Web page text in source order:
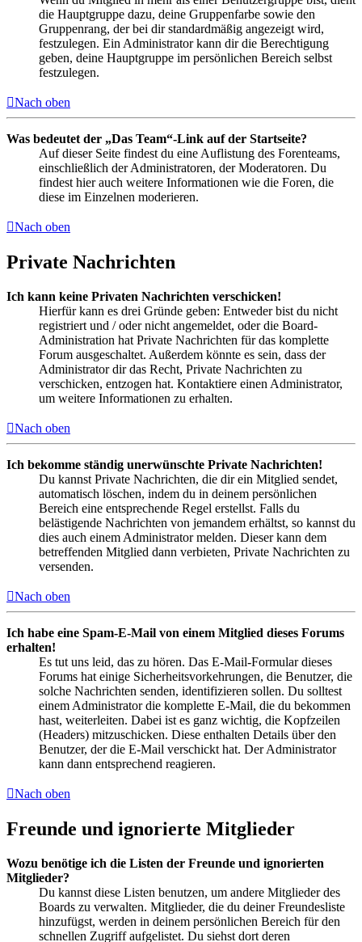
die Hauptgruppe dazu, deine Gruppenfarbe sowie den
Gruppenrang, der bei dir standardmäßig angezeigt wird,
festzulegen. Ein Administrator kann dir die Berechtigung
geben, deine Hauptgruppe im persönlichen Bereich selbst
festzulegen.
Nach oben
Was bedeutet der „Das Team“-Link auf der Startseite?
Auf dieser Seite findest du eine Auflistung des Forenteams,
einschließlich der Administratoren, der Moderatoren. Du
findest hier auch weitere Informationen wie die Foren, die
diese im Einzelnen moderieren.
Nach oben
Private Nachrichten
Ich kann keine Privaten Nachrichten verschicken!
Hierfür kann es drei Gründe geben: Entweder bist du nicht
registriert und / oder nicht angemeldet, oder die Board-
Administration hat Private Nachrichten für das komplette
Forum ausgeschaltet. Außerdem könnte es sein, dass der
Administrator dir das Recht, Private Nachrichten zu
verschicken, entzogen hat. Kontaktiere einen Administrator,
um weitere Informationen zu erhalten.
Nach oben
Ich bekomme ständig unerwünschte Private Nachrichten!
Du kannst Private Nachrichten, die dir ein Mitglied sendet,
automatisch löschen, indem du in deinem persönlichen
Bereich eine entsprechende Regel erstellst. Falls du
belästigende Nachrichten von jemandem erhältst, so kannst du
dies auch einem Administrator melden. Dieser kann dem
betreffenden Mitglied dann verbieten, Private Nachrichten zu
versenden.
Nach oben
Ich habe eine Spam-E-Mail von einem Mitglied dieses Forums
erhalten!
Es tut uns leid, das zu hören. Das E-Mail-Formular dieses
Forums hat einige Sicherheitsvorkehrungen, die Benutzer, die
solche Nachrichten senden, identifizieren sollen. Du solltest
einem Administrator die komplette E-Mail, die du bekommen
hast, weiterleiten. Dabei ist es ganz wichtig, die Kopfzeilen
(Headers) mitzuschicken. Diese enthalten Details über den
Benutzer, der die E-Mail verschickt hat. Der Administrator
kann dann entsprechend reagieren.
Nach oben
Freunde und ignorierte Mitglieder
Wozu benötige ich die Listen der Freunde und ignorierten
Mitglieder?
Du kannst diese Listen benutzen, um andere Mitglieder des
Boards zu verwalten. Mitglieder, die du deiner Freundesliste
hinzufügst, werden in deinem persönlichen Bereich für den
schnellen Zugriff aufgelistet. Du siehst dort deren